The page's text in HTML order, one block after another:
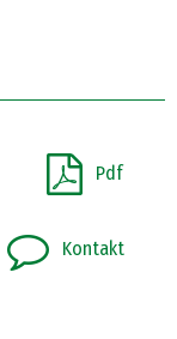
Pdf
Kontakt